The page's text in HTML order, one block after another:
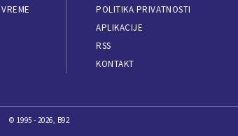
VREME
POLITIKA PRIVATNOSTI
APLIKACIJE
RSS
KONTAKT
© 1995 - 2026, B92